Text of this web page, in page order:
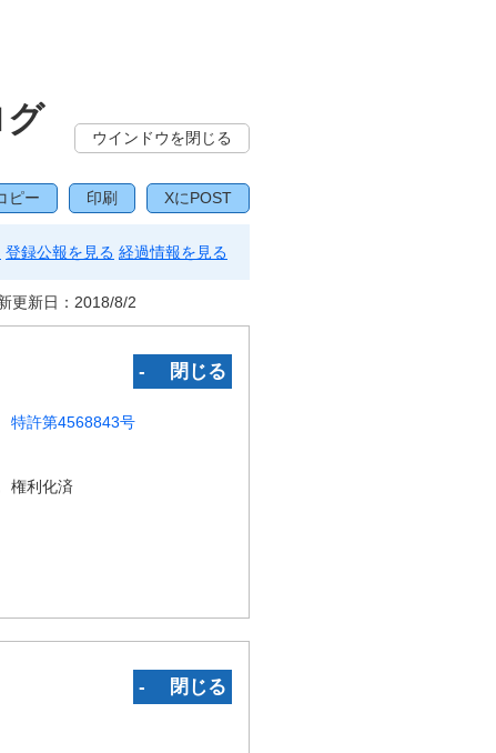
グ
ウインドウを閉じる
ピー 印刷 XにPOST
登録公報を見る 経過情報を見る
更新日： 2018/8/2
‐ 閉じる
特許第4568843号
権利化済
‐ 閉じる